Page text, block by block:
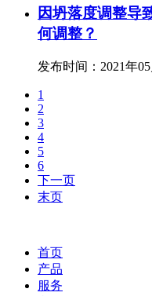
因坍落度调整导
何调整？
发布时间：2021年
1
2
3
4
5
6
下一页
末页
首页
产品
服务